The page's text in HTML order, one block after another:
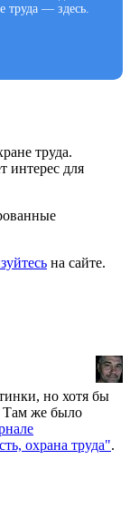
труда — здесь.
труда.
интерес для
на сайте.
но хотя бы
Там же было
охрана труда".